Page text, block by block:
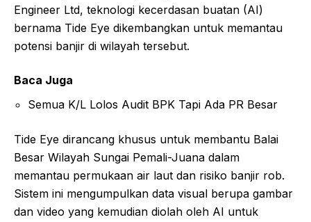
Engineer Ltd, teknologi kecerdasan buatan (AI)
bernama Tide Eye dikembangkan untuk memantau
potensi banjir di wilayah tersebut.
Baca Juga
Semua K/L Lolos Audit BPK Tapi Ada PR Besar
Tide Eye dirancang khusus untuk membantu Balai
Besar Wilayah Sungai Pemali-Juana dalam
memantau permukaan air laut dan risiko banjir rob.
Sistem ini mengumpulkan data visual berupa gambar
dan video yang kemudian diolah oleh AI untuk